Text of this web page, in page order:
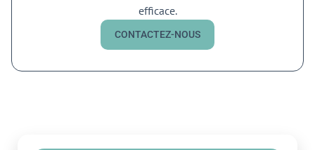
efficace.
CONTACTEZ-NOUS